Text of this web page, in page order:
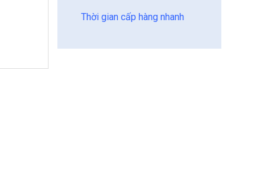
Thời gian cấp hàng nhanh